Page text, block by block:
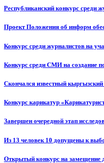
Республиканский конкурс среди
Проект Положения об информ
Конкурс среди журналистов на
Конкурс среди СМИ на создание
Скончался известный
Конкурс карикатур
Завершен очередной этап
Из 13 человек 10 допущены к
Открытый конкурс на замещение